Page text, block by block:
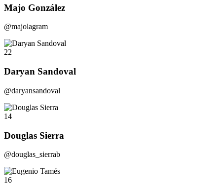
Majo González
@majolagram
22
Daryan Sandoval
@daryansandoval
14
Douglas Sierra
@douglas_sierrab
16